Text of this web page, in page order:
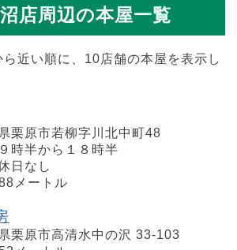
店周辺の本屋一覧
近い順に、10店舗の本屋を表示し
栗原市若柳字川北中町48
時半から１８時半
日なし
メートル
栗原市高清水中の沢 33-103